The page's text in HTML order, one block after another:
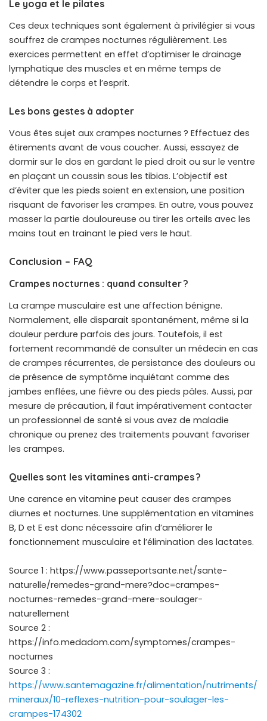
Le yoga et le pilates
Ces deux techniques sont également à privilégier si vous
souffrez de crampes nocturnes régulièrement. Les
exercices permettent en effet d’optimiser le drainage
lymphatique des muscles et en même temps de
détendre le corps et l’esprit.
Les bons gestes à adopter
Vous êtes sujet aux crampes nocturnes ? Effectuez des
étirements avant de vous coucher. Aussi, essayez de
dormir sur le dos en gardant le pied droit ou sur le ventre
en plaçant un coussin sous les tibias. L’objectif est
d’éviter que les pieds soient en extension, une position
risquant de favoriser les crampes. En outre, vous pouvez
masser la partie douloureuse ou tirer les orteils avec les
mains tout en trainant le pied vers le haut.
Conclusion – FAQ
Crampes nocturnes : quand consulter ?
La crampe musculaire est une affection bénigne.
Normalement, elle disparait spontanément, même si la
douleur perdure parfois des jours. Toutefois, il est
fortement recommandé de consulter un médecin en cas
de crampes récurrentes, de persistance des douleurs ou
de présence de symptôme inquiétant comme des
jambes enflées, une fièvre ou des pieds pâles. Aussi, par
mesure de précaution, il faut impérativement contacter
un professionnel de santé si vous avez de maladie
chronique ou prenez des traitements pouvant favoriser
les crampes.
Quelles sont les vitamines anti-crampes ?
Une carence en vitamine peut causer des crampes
diurnes et nocturnes. Une supplémentation en vitamines
B, D et E est donc nécessaire afin d’améliorer le
fonctionnement musculaire et l’élimination des lactates.
Source 1 : https://www.passeportsante.net/sante-
naturelle/remedes-grand-mere?doc=crampes-
nocturnes-remedes-grand-mere-soulager-
naturellement
Source 2 :
https://info.medadom.com/symptomes/crampes-
nocturnes
Source 3 :
https://www.santemagazine.fr/alimentation/nutriments/
mineraux/10-reflexes-nutrition-pour-soulager-les-
crampes-174302